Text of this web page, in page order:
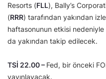
Resorts (FLL), Bally’s
(RRR) tarafından yakından
haftasonunun etkisi nedeniyle
da yakından takip edilecek.
TSİ 22.00 – Fed, bir önceki
yayınlayacak.